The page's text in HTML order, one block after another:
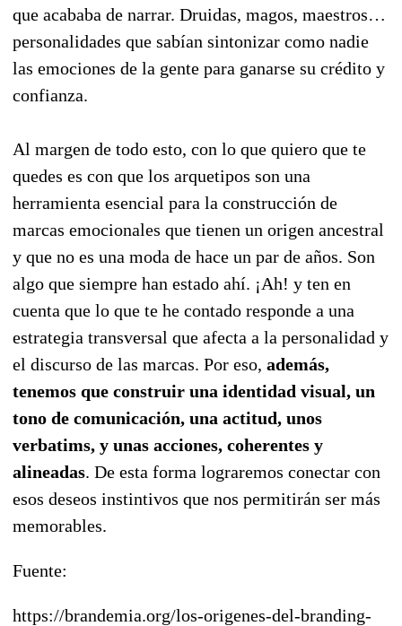
que acababa de narrar. Druidas, magos, maestros…
personalidades que sabían sintonizar como nadie
las emociones de la gente para ganarse su crédito y
confianza.
Al margen de todo esto, con lo que quiero que te
quedes es con que los arquetipos son una
herramienta esencial para la construcción de
marcas emocionales que tienen un origen ancestral
y que no es una moda de hace un par de años. Son
algo que siempre han estado ahí. ¡Ah! y ten en
cuenta que lo que te he contado responde a una
estrategia transversal que afecta a la personalidad y
el discurso de las marcas. Por eso, además,
tenemos que construir una identidad visual, un
tono de comunicación, una actitud, unos
verbatims, y unas acciones, coherentes y
alineadas. De esta forma lograremos conectar con
esos deseos instintivos que nos permitirán ser más
memorables.
Fuente:
https://brandemia.org/los-origenes-del-branding-